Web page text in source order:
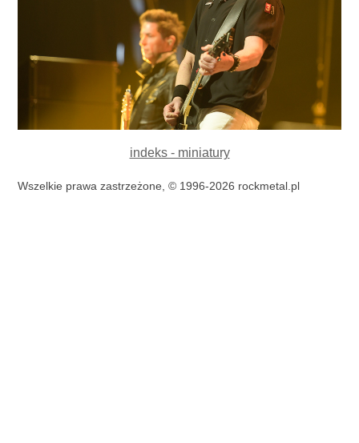
indeks - miniatury
Wszelkie prawa zastrzeżone, © 1996-2026 rockmetal.pl